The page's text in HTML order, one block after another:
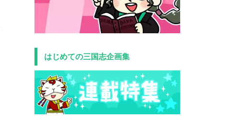
はじめての三国志企画集